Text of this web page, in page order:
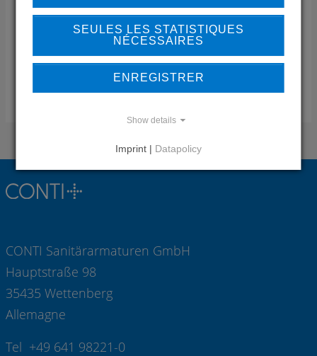
Téléphone:+673-223-4771
+673-223-4770
sales(at)constance.com.bn
Web:www.constance.com.bn
COMPÉTENCE RÉGION
CONTI Sanitärarmaturen GmbH
Hauptstraße 98
35435 Wettenberg
Allemagne
Tel +49 641 98221-0
SEULES LES STATISTIQUES
NÉCESSAIRES
ENREGISTRER
Show details
Imprint | Datapolicy